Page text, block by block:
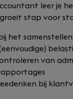
leer je
stap voor
het
van
bij